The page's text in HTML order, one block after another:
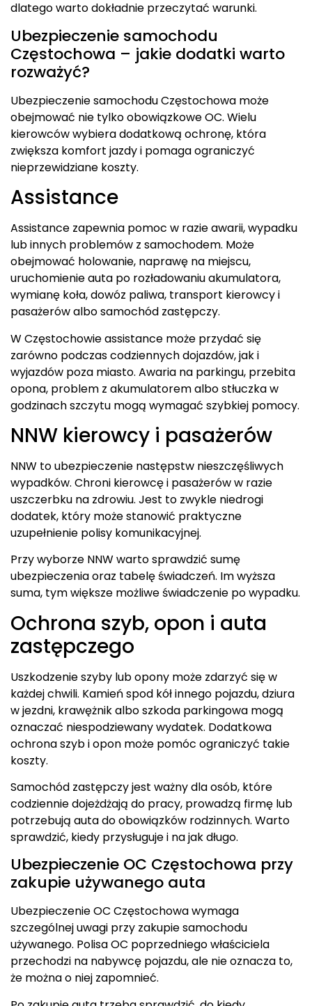
dlatego warto dokładnie przeczytać warunki.
Ubezpieczenie samochodu
Częstochowa – jakie dodatki warto
rozważyć?
Ubezpieczenie samochodu Częstochowa może
obejmować nie tylko obowiązkowe OC. Wielu
kierowców wybiera dodatkową ochronę, która
zwiększa komfort jazdy i pomaga ograniczyć
nieprzewidziane koszty.
Assistance
Assistance zapewnia pomoc w razie awarii, wypadku
lub innych problemów z samochodem. Może
obejmować holowanie, naprawę na miejscu,
uruchomienie auta po rozładowaniu akumulatora,
wymianę koła, dowóz paliwa, transport kierowcy i
pasażerów albo samochód zastępczy.
W Częstochowie assistance może przydać się
zarówno podczas codziennych dojazdów, jak i
wyjazdów poza miasto. Awaria na parkingu, przebita
opona, problem z akumulatorem albo stłuczka w
godzinach szczytu mogą wymagać szybkiej pomocy.
NNW kierowcy i pasażerów
NNW to ubezpieczenie następstw nieszczęśliwych
wypadków. Chroni kierowcę i pasażerów w razie
uszczerbku na zdrowiu. Jest to zwykle niedrogi
dodatek, który może stanowić praktyczne
uzupełnienie polisy komunikacyjnej.
Przy wyborze NNW warto sprawdzić sumę
ubezpieczenia oraz tabelę świadczeń. Im wyższa
suma, tym większe możliwe świadczenie po wypadku.
Ochrona szyb, opon i auta
zastępczego
Uszkodzenie szyby lub opony może zdarzyć się w
każdej chwili. Kamień spod kół innego pojazdu, dziura
w jezdni, krawężnik albo szkoda parkingowa mogą
oznaczać niespodziewany wydatek. Dodatkowa
ochrona szyb i opon może pomóc ograniczyć takie
koszty.
Samochód zastępczy jest ważny dla osób, które
codziennie dojeżdżają do pracy, prowadzą firmę lub
potrzebują auta do obowiązków rodzinnych. Warto
sprawdzić, kiedy przysługuje i na jak długo.
Ubezpieczenie OC Częstochowa przy
zakupie używanego auta
Ubezpieczenie OC Częstochowa wymaga
szczególnej uwagi przy zakupie samochodu
używanego. Polisa OC poprzedniego właściciela
przechodzi na nabywcę pojazdu, ale nie oznacza to,
że można o niej zapomnieć.